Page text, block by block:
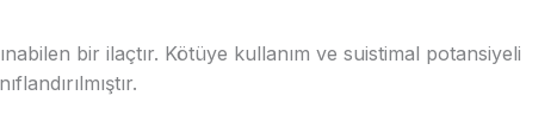
bir ilaçtır. Kötüye kullanım ve suistimal potansiyeli